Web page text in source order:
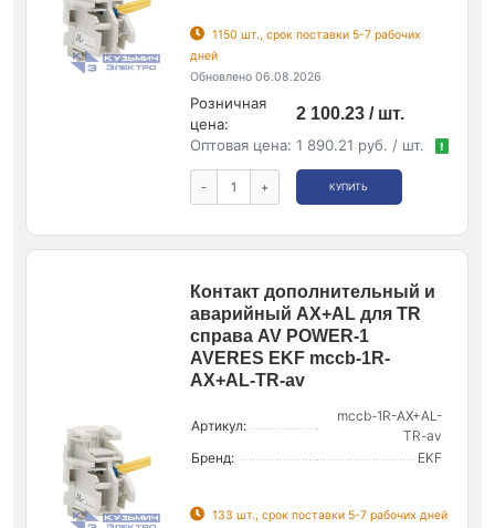
1150 шт., срок поставки 5-7 рабочих
дней
Обновлено 06.08.2026
Розничная
цена:
2 100.23 / шт.
Оптовая цена: 1 890.21 руб. / шт. !
- + КУПИТЬ
Контакт дополнительный и
аварийный AX+AL для TR
справа AV POWER-1
AVERES EKF mccb-1R-
AX+AL-TR-av
Артикул:
mccb-1R-AX+AL-
TR-av
Бренд:
EKF
133 шт., срок поставки 5-7 рабочих дней